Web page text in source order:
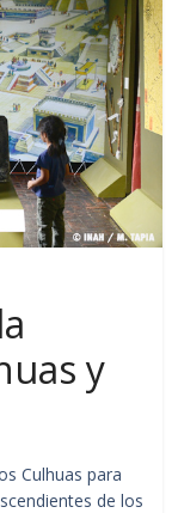
y
Culhuas para
de los